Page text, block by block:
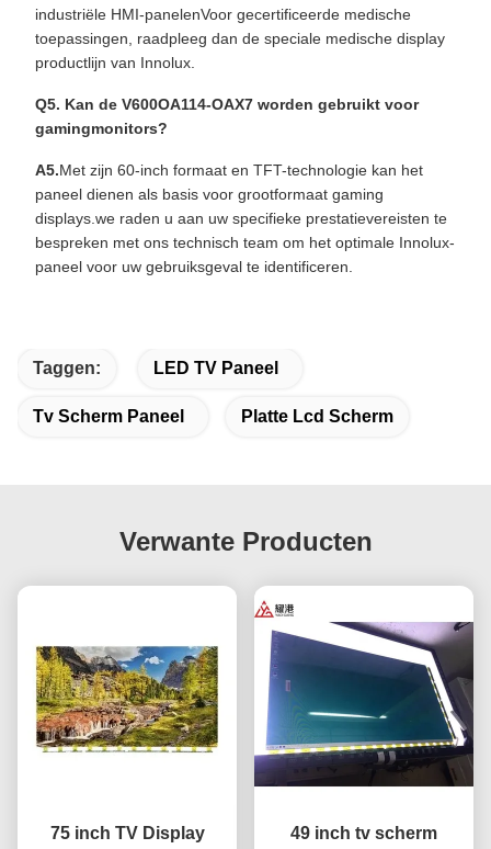
industriële HMI-panelenVoor gecertificeerde medische
toepassingen, raadpleeg dan de speciale medische display
productlijn van Innolux.
Q5. Kan de V600OA114-OAX7 worden gebruikt voor
gamingmonitors?
A5.Met zijn 60-inch formaat en TFT-technologie kan het
paneel dienen als basis voor grootformaat gaming
displays.we raden u aan uw specifieke prestatievereisten te
bespreken met ons technisch team om het optimale Innolux-
paneel voor uw gebruiksgeval te identificeren.
Taggen: LED TV Paneel
Tv Scherm Paneel Platte Lcd Scherm
Verwante Producten
75 inch TV Display
49 inch tv scherm